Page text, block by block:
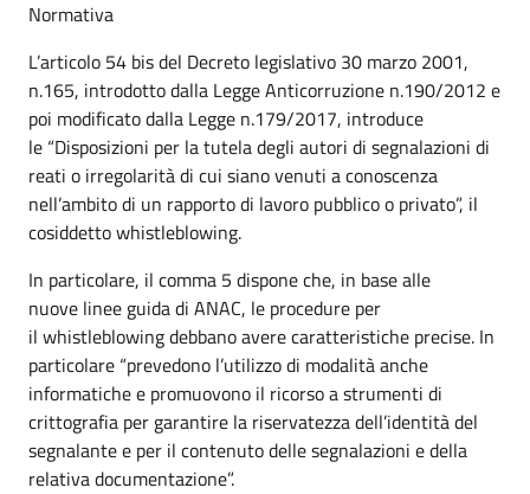
Normativa
L’articolo 54 bis del Decreto legislativo 30 marzo 2001,
n.165, introdotto dalla Legge Anticorruzione n.190/2012 e
poi modificato dalla Legge n.179/2017, introduce
le “Disposizioni per la tutela degli autori di segnalazioni di
reati o irregolarità di cui siano venuti a conoscenza
nell’ambito di un rapporto di lavoro pubblico o privato”, il
cosiddetto whistleblowing.
In particolare, il comma 5 dispone che, in base alle
nuove linee guida di ANAC, le procedure per
il whistleblowing debbano avere caratteristiche precise. In
particolare “prevedono l’utilizzo di modalità anche
informatiche e promuovono il ricorso a strumenti di
crittografia per garantire la riservatezza dell’identità del
segnalante e per il contenuto delle segnalazioni e della
relativa documentazione”.